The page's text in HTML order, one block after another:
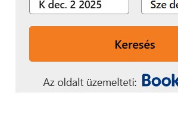
Az indulás előtti felkészülés egyik
elfelejtett, mégis kulcsfontosságú
keréknyomás ellenőrzése. Ha már
ülnek az autóban, majd még bekerül
teljes hétvégi csomag és a bogrács
abroncsnyomást is ehhez a terhelt